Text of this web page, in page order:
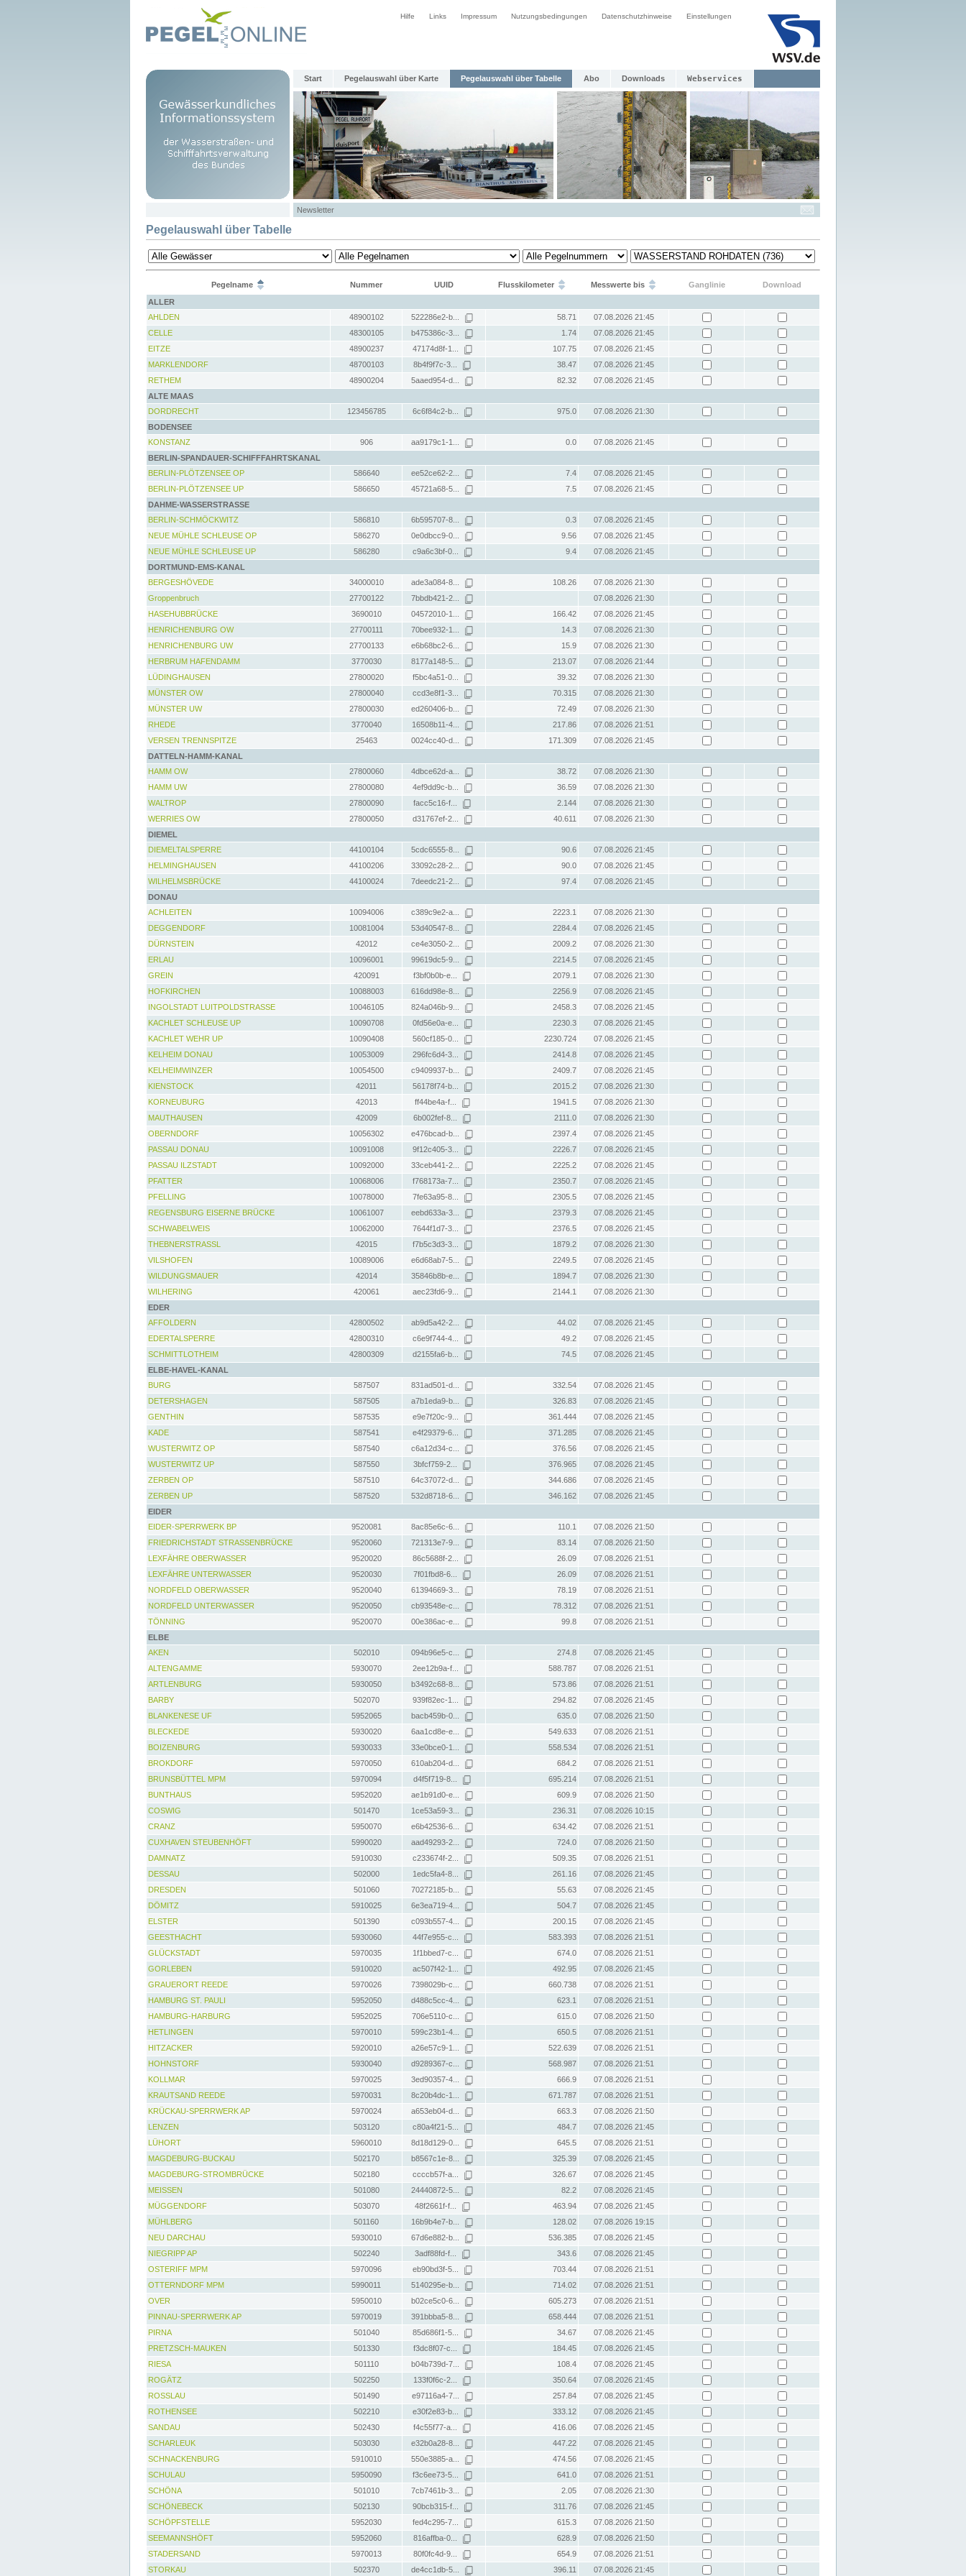
Hilfe Links Impressum Nutzungsbedingungen Datenschutzhinweise Einstellungen
Start Pegelauswahl über Karte Pegelauswahl über Tabelle Abo Downloads Webservices
Newsletter
Pegelauswahl über Tabelle
Pegelname Nummer UUID Flusskilometer Messwerte bis Ganglinie
Download
ALLER
AHLDEN
48900102 522286e2-b... 58.71
07.08.2026 21:45
CELLE
48300105 b475386c-3... 1.74
07.08.2026 21:45
EITZE
48900237 47174d8f-1... 107.75
07.08.2026 21:45
MARKLENDORF
48700103 8b4f9f7c-3... 38.47
07.08.2026 21:45
RETHEM
48900204 5aaed954-d... 82.32
07.08.2026 21:45
ALTE MAAS
DORDRECHT
123456785 6c6f84c2-b... 975.0
07.08.2026 21:30
BODENSEE
KONSTANZ
906 aa9179c1-1... 0.0
07.08.2026 21:45
BERLIN-SPANDAUER-SCHIFFFAHRTSKANAL
BERLIN-PLÖTZENSEE OP
586640 ee52ce62-2... 7.4
07.08.2026 21:45
BERLIN-PLÖTZENSEE UP
586650 45721a68-5... 7.5
07.08.2026 21:45
DAHME-WASSERSTRASSE
BERLIN-SCHMÖCKWITZ
586810 6b595707-8... 0.3
07.08.2026 21:45
NEUE MÜHLE SCHLEUSE OP
586270 0e0dbcc9-0... 9.56
07.08.2026 21:45
NEUE MÜHLE SCHLEUSE UP
586280 c9a6c3bf-0... 9.4
07.08.2026 21:45
DORTMUND-EMS-KANAL
BERGESHÖVEDE
34000010 ade3a084-8... 108.26
07.08.2026 21:30
Groppenbruch
27700122 7bbdb421-2...
07.08.2026 21:30
HASEHUBBRÜCKE
3690010 04572010-1... 166.42
07.08.2026 21:45
HENRICHENBURG OW
27700111 70bee932-1... 14.3
07.08.2026 21:30
HENRICHENBURG UW
27700133 e6b68bc2-6... 15.9
07.08.2026 21:30
HERBRUM HAFENDAMM
3770030 8177a148-5... 213.07
07.08.2026 21:44
LÜDINGHAUSEN
27800020 f5bc4a51-0... 39.32
07.08.2026 21:30
MÜNSTER OW
27800040 ccd3e8f1-3... 70.315
07.08.2026 21:30
MÜNSTER UW
27800030 ed260406-b... 72.49
07.08.2026 21:30
RHEDE
3770040 16508b11-4... 217.86
07.08.2026 21:51
VERSEN TRENNSPITZE
25463 0024cc40-d... 171.309
07.08.2026 21:45
DATTELN-HAMM-KANAL
HAMM OW
27800060 4dbce62d-a... 38.72
07.08.2026 21:30
HAMM UW
27800080 4ef9dd9c-b... 36.59
07.08.2026 21:30
WALTROP
27800090 facc5c16-f... 2.144
07.08.2026 21:30
WERRIES OW
27800050 d31767ef-2... 40.611
07.08.2026 21:30
DIEMEL
DIEMELTALSPERRE
44100104 5cdc6555-8... 90.6
07.08.2026 21:45
HELMINGHAUSEN
44100206 33092c28-2... 90.0
07.08.2026 21:45
WILHELMSBRÜCKE
44100024 7deedc21-2... 97.4
07.08.2026 21:45
DONAU
ACHLEITEN
10094006 c389c9e2-a... 2223.1
07.08.2026 21:30
DEGGENDORF
10081004 53d40547-8... 2284.4
07.08.2026 21:45
DÜRNSTEIN
42012 ce4e3050-2... 2009.2
07.08.2026 21:30
ERLAU
10096001 99619dc5-9... 2214.5
07.08.2026 21:45
GREIN
420091 f3bf0b0b-e... 2079.1
07.08.2026 21:30
HOFKIRCHEN
10088003 616dd98e-8... 2256.9
07.08.2026 21:45
INGOLSTADT LUITPOLDSTRASSE
10046105 824a046b-9... 2458.3
07.08.2026 21:45
KACHLET SCHLEUSE UP
10090708 0fd56e0a-e... 2230.3
07.08.2026 21:45
KACHLET WEHR UP
10090408 560cf185-0... 2230.724
07.08.2026 21:45
KELHEIM DONAU
10053009 296fc6d4-3... 2414.8
07.08.2026 21:45
KELHEIMWINZER
10054500 c9409937-b... 2409.7
07.08.2026 21:45
KIENSTOCK
42011 56178f74-b... 2015.2
07.08.2026 21:30
KORNEUBURG
42013 ff44be4a-f... 1941.5
07.08.2026 21:30
MAUTHAUSEN
42009 6b002fef-8... 2111.0
07.08.2026 21:30
OBERNDORF
10056302 e476bcad-b... 2397.4
07.08.2026 21:45
PASSAU DONAU
10091008 9f12c405-3... 2226.7
07.08.2026 21:45
PASSAU ILZSTADT
10092000 33ceb441-2... 2225.2
07.08.2026 21:45
PFATTER
10068006 f768173a-7... 2350.7
07.08.2026 21:45
PFELLING
10078000 7fe63a95-8... 2305.5
07.08.2026 21:45
REGENSBURG EISERNE BRÜCKE
10061007 eebd633a-3... 2379.3
07.08.2026 21:45
SCHWABELWEIS
10062000 7644f1d7-3... 2376.5
07.08.2026 21:45
THEBNERSTRASSL
42015 f7b5c3d3-3... 1879.2
07.08.2026 21:30
VILSHOFEN
10089006 e6d68ab7-5... 2249.5
07.08.2026 21:45
WILDUNGSMAUER
42014 35846b8b-e... 1894.7
07.08.2026 21:30
WILHERING
420061 aec23fd6-9... 2144.1
07.08.2026 21:30
EDER
AFFOLDERN
42800502 ab9d5a42-2... 44.02
07.08.2026 21:45
EDERTALSPERRE
42800310 c6e9f744-4... 49.2
07.08.2026 21:45
SCHMITTLOTHEIM
42800309 d2155fa6-b... 74.5
07.08.2026 21:45
ELBE-HAVEL-KANAL
BURG
587507 831ad501-d... 332.54
07.08.2026 21:45
DETERSHAGEN
587505 a7b1eda9-b... 326.83
07.08.2026 21:45
GENTHIN
587535 e9e7f20c-9... 361.444
07.08.2026 21:45
KADE
587541 e4f29379-6... 371.285
07.08.2026 21:45
WUSTERWITZ OP
587540 c6a12d34-c... 376.56
07.08.2026 21:45
WUSTERWITZ UP
587550 3bfcf759-2... 376.965
07.08.2026 21:45
ZERBEN OP
587510 64c37072-d... 344.686
07.08.2026 21:45
ZERBEN UP
587520 532d8718-6... 346.162
07.08.2026 21:45
EIDER
EIDER-SPERRWERK BP
9520081 8ac85e6c-6... 110.1
07.08.2026 21:50
FRIEDRICHSTADT STRASSENBRÜCKE
9520060 721313e7-9... 83.14
07.08.2026 21:50
LEXFÄHRE OBERWASSER
9520020 86c5688f-2... 26.09
07.08.2026 21:51
LEXFÄHRE UNTERWASSER
9520030 7f01fbd8-6... 26.09
07.08.2026 21:51
NORDFELD OBERWASSER
9520040 61394669-3... 78.19
07.08.2026 21:51
NORDFELD UNTERWASSER
9520050 cb93548e-c... 78.312
07.08.2026 21:51
TÖNNING
9520070 00e386ac-e... 99.8
07.08.2026 21:51
ELBE
AKEN
502010 094b96e5-c... 274.8
07.08.2026 21:45
ALTENGAMME
5930070 2ee12b9a-f... 588.787
07.08.2026 21:51
ARTLENBURG
5930050 b3492c68-8... 573.86
07.08.2026 21:51
BARBY
502070 939f82ec-1... 294.82
07.08.2026 21:45
BLANKENESE UF
5952065 bacb459b-0... 635.0
07.08.2026 21:50
BLECKEDE
5930020 6aa1cd8e-e... 549.633
07.08.2026 21:51
BOIZENBURG
5930033 33e0bce0-1... 558.534
07.08.2026 21:51
BROKDORF
5970050 610ab204-d... 684.2
07.08.2026 21:51
BRUNSBÜTTEL MPM
5970094 d4f5f719-8... 695.214
07.08.2026 21:51
BUNTHAUS
5952020 ae1b91d0-e... 609.9
07.08.2026 21:50
COSWIG
501470 1ce53a59-3... 236.31
07.08.2026 10:15
CRANZ
5950070 e6b42536-6... 634.42
07.08.2026 21:51
CUXHAVEN STEUBENHÖFT
5990020 aad49293-2... 724.0
07.08.2026 21:50
DAMNATZ
5910030 c233674f-2... 509.35
07.08.2026 21:51
DESSAU
502000 1edc5fa4-8... 261.16
07.08.2026 21:45
DRESDEN
501060 70272185-b... 55.63
07.08.2026 21:45
DÖMITZ
5910025 6e3ea719-4... 504.7
07.08.2026 21:45
ELSTER
501390 c093b557-4... 200.15
07.08.2026 21:45
GEESTHACHT
5930060 44f7e955-c... 583.393
07.08.2026 21:51
GLÜCKSTADT
5970035 1f1bbed7-c... 674.0
07.08.2026 21:51
GORLEBEN
5910020 ac507f42-1... 492.95
07.08.2026 21:45
GRAUERORT REEDE
5970026 7398029b-c... 660.738
07.08.2026 21:51
HAMBURG ST. PAULI
5952050 d488c5cc-4... 623.1
07.08.2026 21:51
HAMBURG-HARBURG
5952025 706e5110-c... 615.0
07.08.2026 21:50
HETLINGEN
5970010 599c23b1-4... 650.5
07.08.2026 21:51
HITZACKER
5920010 a26e57c9-1... 522.639
07.08.2026 21:51
HOHNSTORF
5930040 d9289367-c... 568.987
07.08.2026 21:51
KOLLMAR
5970025 3ed90357-4... 666.9
07.08.2026 21:51
KRAUTSAND REEDE
5970031 8c20b4dc-1... 671.787
07.08.2026 21:51
KRÜCKAU-SPERRWERK AP
5970024 a653eb04-d... 663.3
07.08.2026 21:50
LENZEN
503120 c80a4f21-5... 484.7
07.08.2026 21:45
LÜHORT
5960010 8d18d129-0... 645.5
07.08.2026 21:51
MAGDEBURG-BUCKAU
502170 b8567c1e-8... 325.39
07.08.2026 21:45
MAGDEBURG-STROMBRÜCKE
502180 ccccb57f-a... 326.67
07.08.2026 21:45
MEISSEN
501080 24440872-5... 82.2
07.08.2026 21:45
MÜGGENDORF
503070 48f2661f-f... 463.94
07.08.2026 21:45
MÜHLBERG
501160 16b9b4e7-b... 128.02
07.08.2026 19:15
NEU DARCHAU
5930010 67d6e882-b... 536.385
07.08.2026 21:45
NIEGRIPP AP
502240 3adf88fd-f... 343.6
07.08.2026 21:45
OSTERIFF MPM
5970096 eb90bd3f-5... 703.44
07.08.2026 21:51
OTTERNDORF MPM
5990011 5140295e-b... 714.02
07.08.2026 21:51
OVER
5950010 b02ce5c0-6... 605.273
07.08.2026 21:51
PINNAU-SPERRWERK AP
5970019 391bbba5-8... 658.444
07.08.2026 21:51
PIRNA
501040 85d686f1-5... 34.67
07.08.2026 21:45
PRETZSCH-MAUKEN
501330 f3dc8f07-c... 184.45
07.08.2026 21:45
RIESA
501110 b04b739d-7... 108.4
07.08.2026 21:45
ROGÄTZ
502250 133f0f6c-2... 350.64
07.08.2026 21:45
ROSSLAU
501490 e97116a4-7... 257.84
07.08.2026 21:45
ROTHENSEE
502210 e30f2e83-b... 333.12
07.08.2026 21:45
SANDAU
502430 f4c55f77-a... 416.06
07.08.2026 21:45
SCHARLEUK
503030 e32b0a28-8... 447.22
07.08.2026 21:45
SCHNACKENBURG
5910010 550e3885-a... 474.56
07.08.2026 21:45
SCHULAU
5950090 f3c6ee73-5... 641.0
07.08.2026 21:51
SCHÖNA
501010 7cb7461b-3... 2.05
07.08.2026 21:30
SCHÖNEBECK
502130 90bcb315-f... 311.76
07.08.2026 21:45
SCHÖPFSTELLE
5952030 fed4c295-7... 615.3
07.08.2026 21:50
SEEMANNSHÖFT
5952060 816affba-0... 628.9
07.08.2026 21:50
STADERSAND
5970013 80f0fc4d-9... 654.9
07.08.2026 21:51
STORKAU
502370 de4cc1db-5... 396.11 07.08.2026 21:45